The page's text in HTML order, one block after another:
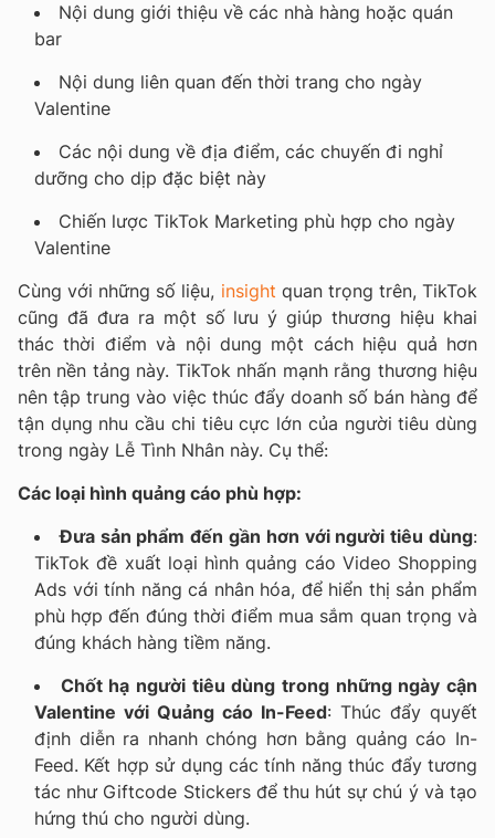
Nội dung giới thiệu về các nhà hàng hoặc quán
bar
Nội dung liên quan đến thời trang cho ngày
Valentine
Các nội dung về địa điểm, các chuyến đi nghỉ
dưỡng cho dịp đặc biệt này
Chiến lược TikTok Marketing phù hợp cho ngày
Valentine
Cùng với những số liệu, insight quan trọng trên, TikTok
cũng đã đưa ra một số lưu ý giúp thương hiệu khai
thác thời điểm và nội dung một cách hiệu quả hơn
trên nền tảng này. TikTok nhấn mạnh rằng thương hiệu
nên tập trung vào việc thúc đẩy doanh số bán hàng để
tận dụng nhu cầu chi tiêu cực lớn của người tiêu dùng
trong ngày Lễ Tình Nhân này. Cụ thể:
Các loại hình quảng cáo phù hợp:
Đưa sản phẩm đến gần hơn với người tiêu dùng:
TikTok đề xuất loại hình quảng cáo Video Shopping
Ads với tính năng cá nhân hóa, để hiển thị sản phẩm
phù hợp đến đúng thời điểm mua sắm quan trọng và
đúng khách hàng tiềm năng.
Chốt hạ người tiêu dùng trong những ngày cận
Valentine với Quảng cáo In-Feed: Thúc đẩy quyết
định diễn ra nhanh chóng hơn bằng quảng cáo In-
Feed. Kết hợp sử dụng các tính năng thúc đẩy tương
tác như Giftcode Stickers để thu hút sự chú ý và tạo
hứng thú cho người dùng.